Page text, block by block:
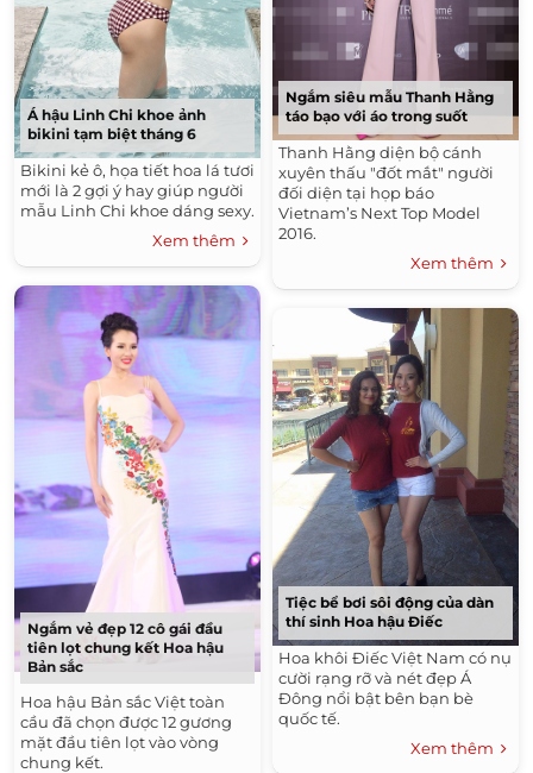
Á hậu Linh Chi khoe ảnh
bikini tạm biệt tháng 6
Bikini kẻ ô, họa tiết hoa lá tươi
mới là 2 gợi ý hay giúp người
mẫu Linh Chi khoe dáng sexy.
Xem thêm
Ngắm vẻ đẹp 12 cô gái đầu
tiên lọt chung kết Hoa hậu
Bản sắc
Hoa hậu Bản sắc Việt toàn
cầu đã chọn được 12 gương
mặt đầu tiên lọt vào vòng
chung kết.
Ngắm siêu mẫu Thanh Hằng
táo bạo với áo trong suốt
Thanh Hằng diện bộ cánh
xuyên thấu "đốt mắt" người
đối diện tại họp báo
Vietnam’s Next Top Model
2016.
Xem thêm
Tiệc bể bơi sôi động của dàn
thí sinh Hoa hậu Điếc
Hoa khôi Điếc Việt Nam có nụ
cười rạng rỡ và nét đẹp Á
Đông nổi bật bên bạn bè
quốc tế.
Xem thêm